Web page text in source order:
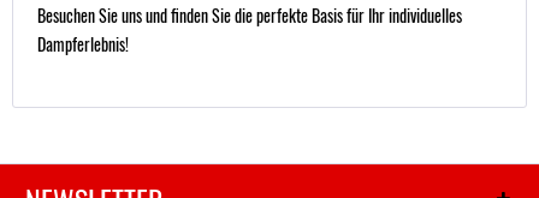
Besuchen Sie uns und finden Sie die perfekte Basis für Ihr individuelles
Dampferlebnis!